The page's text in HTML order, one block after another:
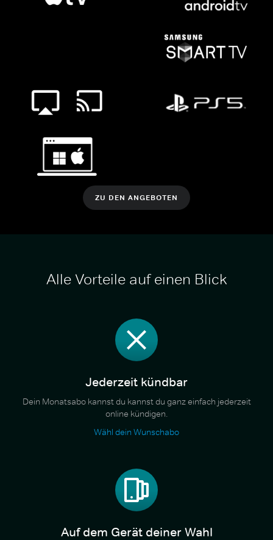
ZU DEN ANGEBOTEN
Alle Vorteile auf einen Blick
Jederzeit kündbar
Dein Monatsabo kannst du kannst du ganz einfach jederzeit
online kündigen.
Wähl dein Wunschabo
Auf dem Gerät deiner Wahl